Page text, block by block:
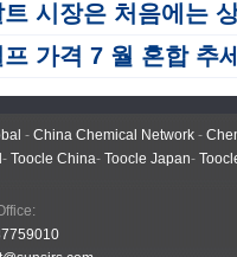
는 상승하고 7 월에 하락했습니
기적으로 명확한 방향을 설정 할 것 같지
- China Chemical Network -
- Toocle China- Toocle Japan-
Office: